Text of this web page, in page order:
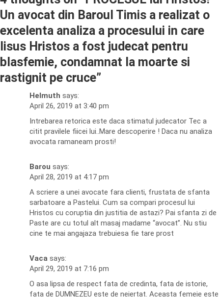
Un avocat din Baroul Timis a realizat o
excelenta analiza a procesului in care
Iisus Hristos a fost judecat pentru
blasfemie, condamnat la moarte si
rastignit pe cruce”
Helmuth says:
April 26, 2019 at 3:40 pm
Intrebarea retorica este daca stimatul judecator Tec a
citit pravilele fiicei lui..Mare descoperire ! Daca nu analiza
avocata ramaneam prosti!
Barou says:
April 28, 2019 at 4:17 pm
A scriere a unei avocate fara clienti, frustata de sfanta
sarbatoare a Pastelui. Cum sa compari procesul lui
Hristos cu coruptia din justitia de astazi? Pai sfanta zi de
Paste are cu totul alt masaj madame “avocat”. Nu stiu
cine te mai angajaza trebuiesa fie tare prost
Vaca says:
April 29, 2019 at 7:16 pm
O asa lipsa de respect fata de credinta, fata de istorie,
fata de DUMNEZEU este de neiertat. Aceasta femeie este